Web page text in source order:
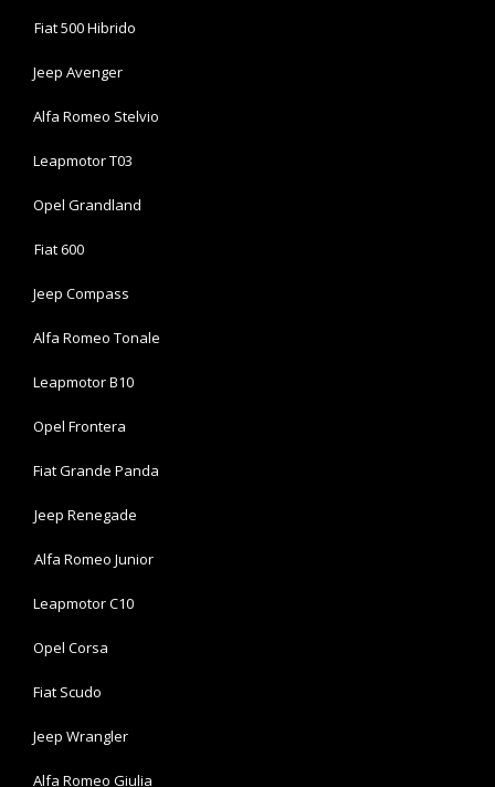
Fiat 500 Hibrido
Jeep Avenger
Alfa Romeo Stelvio
Leapmotor T03
Opel Grandland
Fiat 600
Jeep Compass
Alfa Romeo Tonale
Leapmotor B10
Opel Frontera
Fiat Grande Panda
Jeep Renegade
Alfa Romeo Junior
Leapmotor C10
Opel Corsa
Fiat Scudo
Jeep Wrangler
Alfa Romeo Giulia